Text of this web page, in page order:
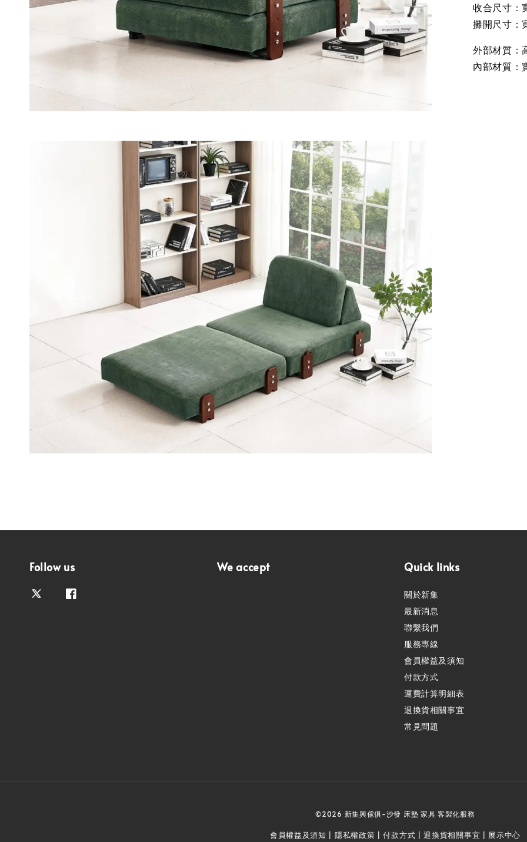
收合尺寸
攤開尺寸：
外部材質：
內部材質：
Follow us We accept Quick links
關於新集
最新消息
聯繫我們
服務專線
會員權益及須知
付款方式
運費計算明細表
退換貨相關事宜
常見問題
©2026 新集興傢俱-沙發 床墊 家具 客製化服務
會員權益及須知 隱私權政策 |付款方式 |退換貨相關事宜 展示中心